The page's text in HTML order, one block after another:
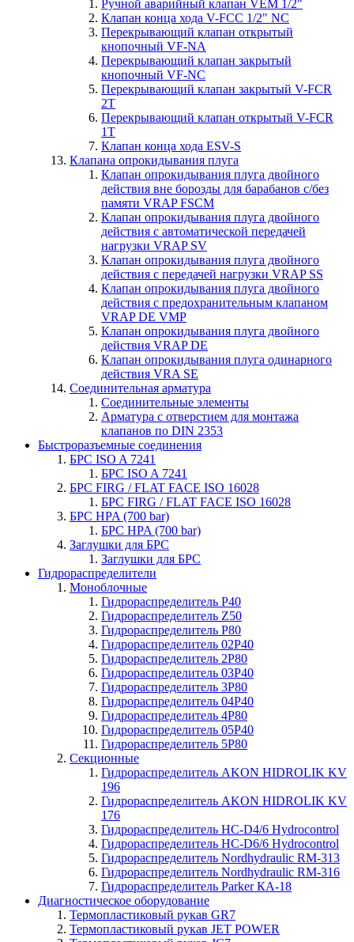
Ручной аварийный клапан VEM 1/2"
Клапан конца хода V-FCC 1/2" NC
Перекрывающий клапан открытый
кнопочный VF-NA
Перекрывающий клапан закрытый
кнопочный VF-NC
Перекрывающий клапан закрытый V-FCR
2T
Перекрывающий клапан открытый V-FCR
1T
Клапан конца хода ESV-S
Клапана опрокидывания плуга
Клапан опрокидывания плуга двойного
действия вне борозды для барабанов с/без
памяти VRAP FSCM
Клапан опрокидывания плуга двойного
действия с автоматической передачей
нагрузки VRAP SV
Клапан опрокидывания плуга двойного
действия с передачей нагрузки VRAP SS
Клапан опрокидывания плуга двойного
действия c предохранительным клапаном
VRAP DE VMP
Клапан опрокидывания плуга двойного
действия VRAP DE
Клапан опрокидывания плуга одинарного
действия VRA SE
Соединительная арматура
Соединительные элементы
Арматура с отверстием для монтажа
клапанов по DIN 2353
Быстроразъемные соединения
БРС ISO A 7241
БРС ISO A 7241
БРС FIRG / FLAT FACE ISO 16028
БРС FIRG / FLAT FACE ISO 16028
БРС HPA (700 bar)
БРС HPA (700 bar)
Заглушки для БРС
Заглушки для БРС
Гидрораспределители
Моноблочные
Гидрораспределитель P40
Гидрораспределитель Z50
Гидрораспределитель P80
Гидрораспределитель 02P40
Гидрораспределитель 2P80
Гидрораспределитель 03P40
Гидрораспределитель 3P80
Гидрораспределитель 04P40
Гидрораспределитель 4P80
Гидрораспределитель 05P40
Гидрораспределитель 5P80
Секционные
Гидрораспределитель AKON HIDROLIK KV
196
Гидрораспределитель AKON HIDROLIK KV
176
Гидрораспределитель HC-D4/6 Hydrocontrol
Гидрораспределитель HC-D6/6 Hydrocontrol
Гидрораспределитель Nordhydraulic RM-313
Гидрораспределитель Nordhydraulic RM-316
Гидрораспределитель Parker КА-18
Диагностическое оборудование
Термопластиковый рукав GR7
Термопластиковый рукав JET POWER